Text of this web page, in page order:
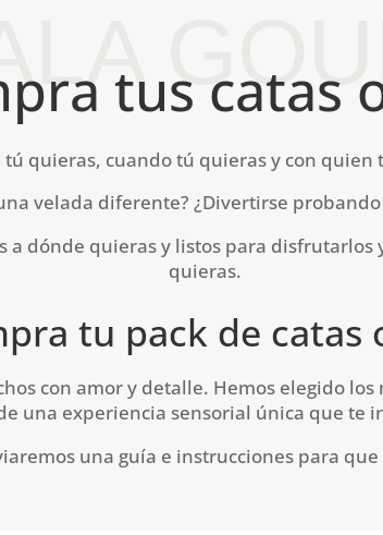
tus catas
tú quieras, cuando tú quieras y con quien
velada diferente? ¿Divertirse
a dónde quieras y listos para
quieras.
tu pack de catas
con amor y detalle. Hemos elegido
una experiencia sensorial única que te
una guía e instrucciones para